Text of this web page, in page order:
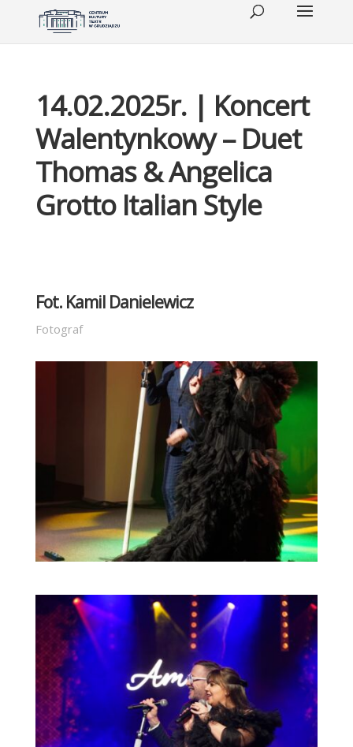
14.02.2025r. | Koncert
Walentynkowy – Duet
Thomas & Angelica
Grotto Italian Style
Fot. Kamil Danielewicz
Fotograf